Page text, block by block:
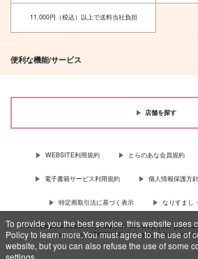
To provide you the best service, this website uses
Policy to learn more.You must agree to the use of
website, but you can also refuse the use of some
settings.
11,000円（税込）以上で送料当社負担
便利な機能/サービス
店舗を探す
WEBSITE利用規約 とらのあな会員規約
電子書籍サービス利用規約 個人情報保護方針
特定商取引法に基づく表示 なりすまし
For Overseas customer, now you can ship your
services “AOCS”! Click {more…} for more